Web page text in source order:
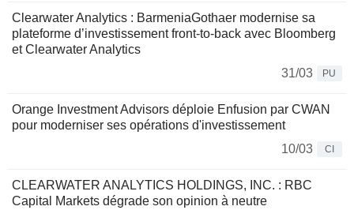
Clearwater Analytics : BarmeniaGothaer modernise sa
plateforme d’investissement front‑to‑back avec Bloomberg
et Clearwater Analytics
31/03
PU
Orange Investment Advisors déploie Enfusion par CWAN
pour moderniser ses opérations d'investissement
10/03
CI
CLEARWATER ANALYTICS HOLDINGS, INC. : RBC
Capital Markets dégrade son opinion à neutre